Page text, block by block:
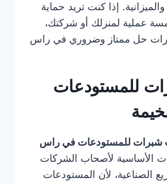
إذا كنت تريد حماية
عملية لمنزلك أو شركتك،
حل ممتاز وضروري في راس
للمستودعات
شبرات للمستودعات في راس
الأساسية لأصحاب الشركات
الصناعية، لأن المستودعات